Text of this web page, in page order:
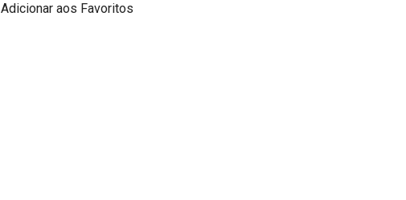
Adicionar aos Favoritos